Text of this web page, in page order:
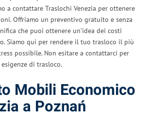
a contattare Traslochi Venezia per ottenere
Offriamo un preventivo gratuito e senza
che puoi ottenere un’idea dei costi
Siamo qui per rendere il tuo trasloco il più
possibile. Non esitare a contattarci per
di trasloco.
Mobili Economico
a Poznań